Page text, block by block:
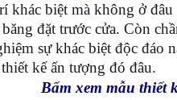
khác biệt mà không ở
đặt trước cửa. Còn
sự khác biệt độc đáo
kế ấn tượng đó đâu.
Bấm xem mẫu thiết